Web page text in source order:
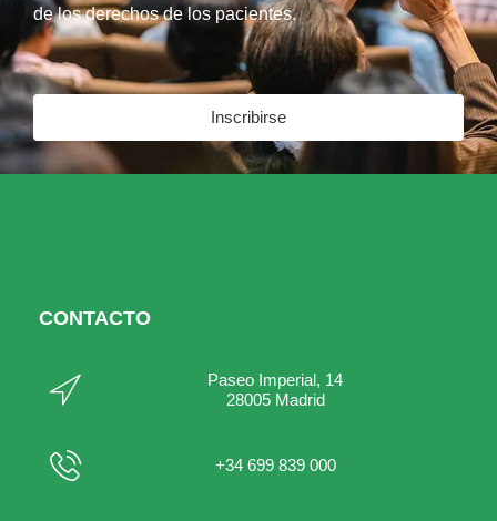
de los derechos de los pacientes.
Inscribirse
CONTACTO
Paseo Imperial, 14
28005 Madrid
+34 699 839 000